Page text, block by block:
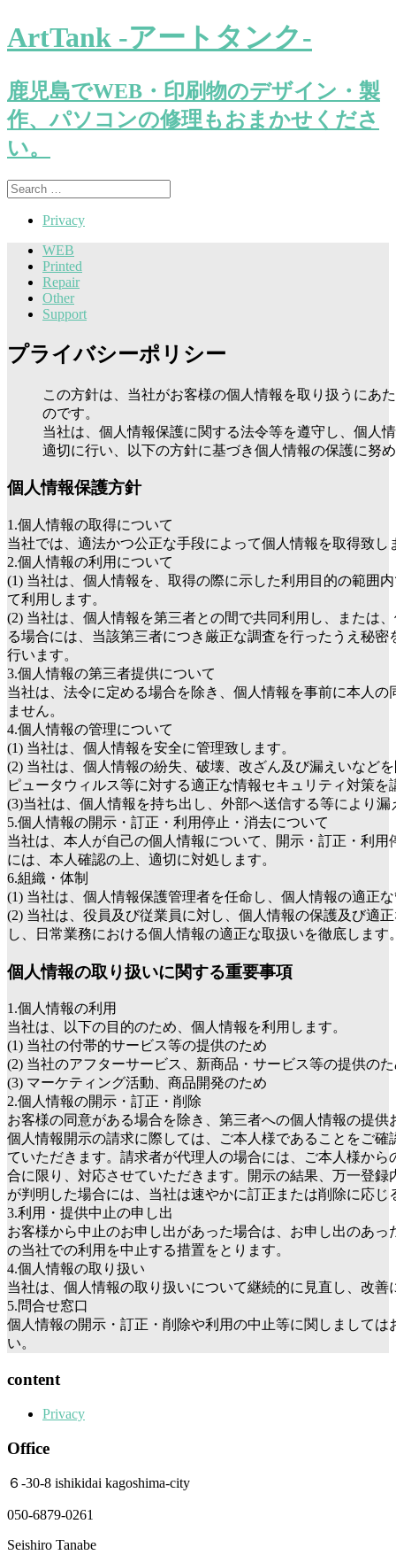
ArtTank -アートタンク-
鹿児島でWEB・印刷物のデザイン・製
作、パソコンの修理もおまかせくださ
い。
Search
for:
Privacy
WEB
Printed
Repair
Other
Support
プライバシーポリシー
この方針は、当社がお客様の個人情報を取り扱うにあ
のです。
当社は、個人情報保護に関する法令等を遵守し、個人
適切に行い、以下の方針に基づき個人情報の保護に努
個人情報保護方針
1.個人情報の取得について
当社では、適法かつ公正な手段によって個人情報を取得致し
2.個人情報の利用について
(1) 当社は、個人情報を、取得の際に示した利用目的の範囲
て利用します。
(2) 当社は、個人情報を第三者との間で共同利用し、または
る場合には、当該第三者につき厳正な調査を行ったうえ秘
行います。
3.個人情報の第三者提供について
当社は、法令に定める場合を除き、個人情報を事前に本人
ません。
4.個人情報の管理について
(1) 当社は、個人情報を安全に管理致します。
(2) 当社は、個人情報の紛失、破壊、改ざん及び漏えいなど
ピュータウィルス等に対する適正な情報セキュリティ対策を
(3)当社は、個人情報を持ち出し、外部へ送信する等により漏
5.個人情報の開示・訂正・利用停止・消去について
当社は、本人が自己の個人情報について、開示・訂正・利
には、本人確認の上、適切に対処します。
6.組織・体制
(1) 当社は、個人情報保護管理者を任命し、個人情報の適正
(2) 当社は、役員及び従業員に対し、個人情報の保護及び適
し、日常業務における個人情報の適正な取扱いを徹底します
個人情報の取り扱いに関する重要事項
1.個人情報の利用
当社は、以下の目的のため、個人情報を利用します。
(1) 当社の付帯的サービス等の提供のため
(2) 当社のアフターサービス、新商品・サービス等の提供の
(3) マーケティング活動、商品開発のため
2.個人情報の開示・訂正・削除
お客様の同意がある場合を除き、第三者への個人情報の提供
個人情報開示の請求に際しては、ご本人様であることをご
ていただきます。請求者が代理人の場合には、ご本人様か
合に限り、対応させていただきます。開示の結果、万一登
が判明した場合には、当社は速やかに訂正または削除に応じ
3.利用・提供中止の申し出
お客様から中止のお申し出があった場合は、お申し出のあ
の当社での利用を中止する措置をとります。
4.個人情報の取り扱い
当社は、個人情報の取り扱いについて継続的に見直し、改善
5.問合せ窓口
個人情報の開示・訂正・削除や利用の中止等に関しまして
い。
content
Privacy
Office
６-30-8 ishikidai kagoshima-city
050-6879-0261
Seishiro Tanabe